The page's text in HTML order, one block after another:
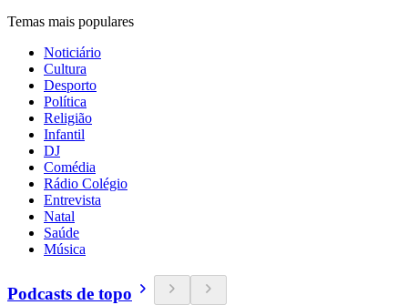
Temas mais populares
Noticiário
Cultura
Desporto
Política
Religião
Infantil
DJ
Comédia
Rádio Colégio
Entrevista
Natal
Saúde
Música
Podcasts de topo